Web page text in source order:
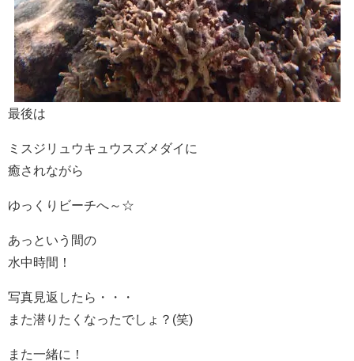
最後は
ミスジリュウキュウスズメダイに
癒されながら
ゆっくりビーチへ～☆
あっという間の
水中時間！
写真見返したら・・・
また潜りたくなったでしょ？(笑)
また一緒に！